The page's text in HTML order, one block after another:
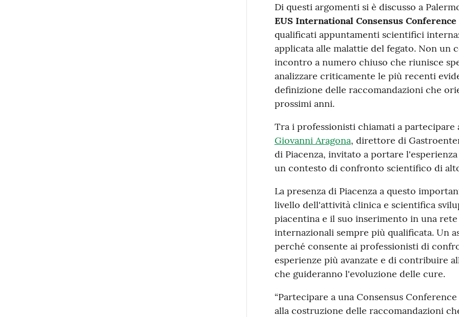
Di questi argomenti si è discusso a
EUS International Consensus
qualificati appuntamenti scientifici
applicata alle malattie del fegato. Non un
incontro a numero chiuso che riunisce
analizzare criticamente le più recenti
definizione delle raccomandazioni che
prossimi anni.
Tra i professionisti chiamati a partecipare
Giovanni Aragona, direttore di
di Piacenza, invitato a portare
un contesto di confronto scientifico di
La presenza di Piacenza a questo
livello dell'attività clinica e scientifica
piacentina e il suo inserimento in una
internazionali sempre più qualificata. Un
perché consente ai professionisti di
esperienze più avanzate e di contribuire
che guideranno l'evoluzione delle cure.
“Partecipare a una Consensus
alla costruzione delle raccomandazioni